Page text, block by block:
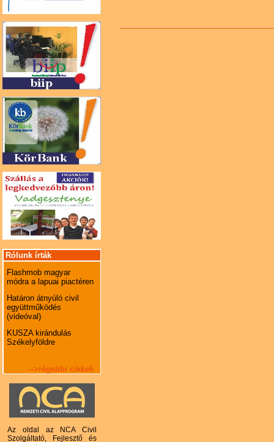
Rólunk írták
Flashmob magyar
módra a lapuai piactéren
Határon átnyúló civil
együttműködés
(videóval)
KUSZA kirándulás
Székelyföldre
-->régebbi cikkek
Az oldal az NCA Civil
Szolgáltató, Fejlesztő és